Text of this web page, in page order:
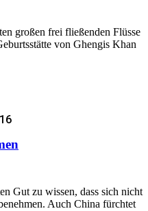
großen frei fließenden Flüsse
von Ghengis Khan
Gut zu wissen, dass sich nicht
Auch China fürchtet